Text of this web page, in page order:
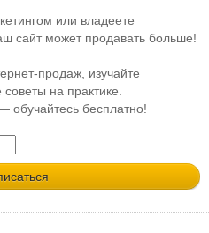
или владеете
сайт может продавать больше!
продаж, изучайте
на практике.
обучайтесь бесплатно!